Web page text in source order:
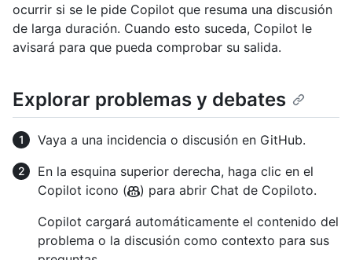
ocurrir si se le pide Copilot que resuma una discusión
de larga duración. Cuando esto suceda, Copilot le
avisará para que pueda comprobar su salida.
Explorar problemas y debates
Vaya a una incidencia o discusión en GitHub.
En la esquina superior derecha, haga clic en el
Copilot icono (
) para abrir Chat de Copiloto.
️Copilot cargará automáticamente el contenido del
problema o la discusión como contexto para sus